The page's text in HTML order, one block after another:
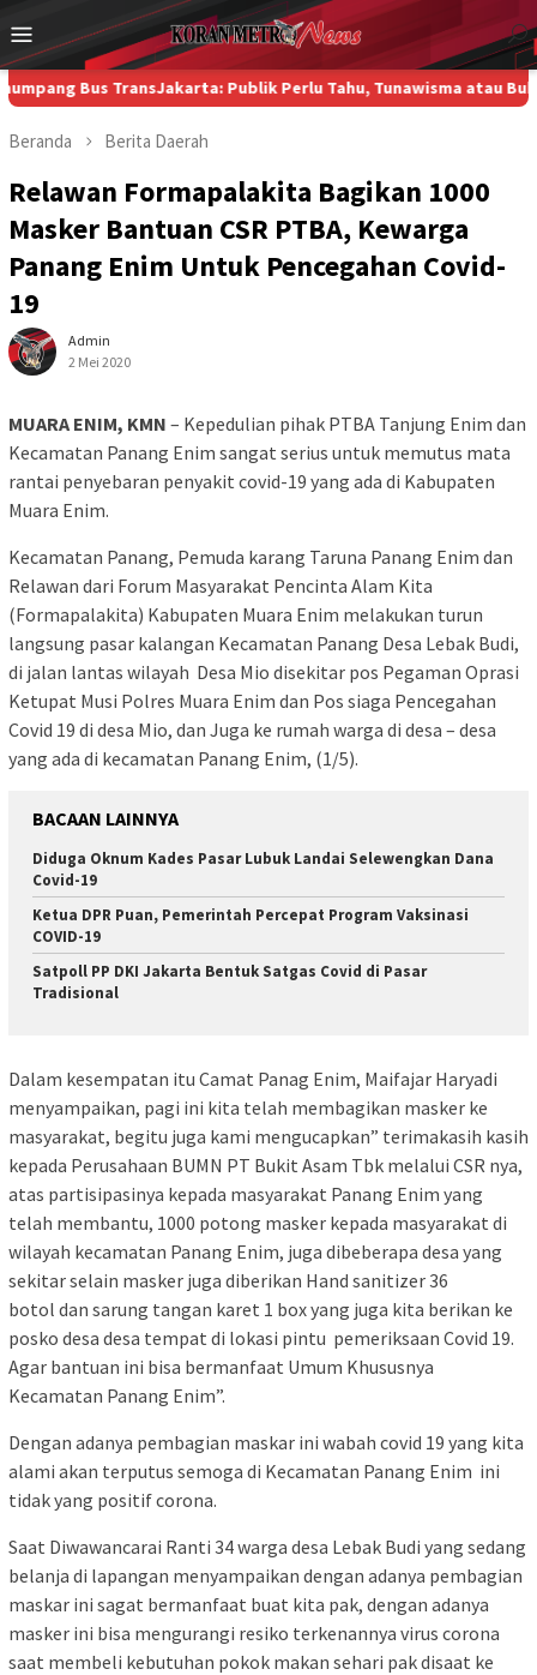
ke
konten
Menu
Mobile
TransJakarta: Publik Perlu Tahu, Tunawisma atau Bukan? Di
Beranda Berita Daerah
Relawan Formapalakita Bagikan 1000
Masker Bantuan CSR PTBA, Kewarga
Panang Enim Untuk Pencegahan Covid-
19
Admin
2 Mei 2020
MUARA ENIM, KMN – Kepedulian pihak PTBA Tanjung Enim dan
Kecamatan Panang Enim sangat serius untuk memutus mata
rantai penyebaran penyakit covid-19 yang ada di Kabupaten
Muara Enim.
Kecamatan Panang, Pemuda karang Taruna Panang Enim dan
Relawan dari Forum Masyarakat Pencinta Alam Kita
(Formapalakita) Kabupaten Muara Enim melakukan turun
langsung pasar kalangan Kecamatan Panang Desa Lebak Budi,
di jalan lantas wilayah Desa Mio disekitar pos Pegaman Oprasi
Ketupat Musi Polres Muara Enim dan Pos siaga Pencegahan
Covid 19 di desa Mio, dan Juga ke rumah warga di desa – desa
yang ada di kecamatan Panang Enim, (1/5).
BACAAN LAINNYA
Diduga Oknum Kades Pasar Lubuk Landai Selewengkan Dana
Covid-19
Ketua DPR Puan, Pemerintah Percepat Program Vaksinasi
COVID-19
Satpoll PP DKI Jakarta Bentuk Satgas Covid di Pasar
Tradisional
Dalam kesempatan itu Camat Panag Enim, Maifajar Haryadi
menyampaikan, pagi ini kita telah membagikan masker ke
masyarakat, begitu juga kami mengucapkan” terimakasih kasih
kepada Perusahaan BUMN PT Bukit Asam Tbk melalui CSR nya,
atas partisipasinya kepada masyarakat Panang Enim yang
telah membantu, 1000 potong masker kepada masyarakat di
wilayah kecamatan Panang Enim, juga dibeberapa desa yang
sekitar selain masker juga diberikan Hand sanitizer 36
botol dan sarung tangan karet 1 box yang juga kita berikan ke
posko desa desa tempat di lokasi pintu pemeriksaan Covid 19.
Agar bantuan ini bisa bermanfaat Umum Khususnya
Kecamatan Panang Enim”.
Dengan adanya pembagian maskar ini wabah covid 19 yang kita
alami akan terputus semoga di Kecamatan Panang Enim ini
tidak yang positif corona.
Saat Diwawancarai Ranti 34 warga desa Lebak Budi yang sedang
belanja di lapangan menyampaikan dengan adanya pembagian
maskar ini sagat bermanfaat buat kita pak, dengan adanya
masker ini bisa mengurangi resiko terkenannya virus corona
saat membeli kebutuhan pokok makan sehari pak disaat ke